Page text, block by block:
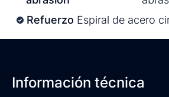
Refuerzo Espiral de acero
Información técnica